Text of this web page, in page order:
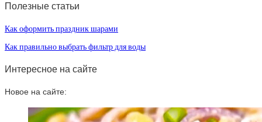
Полезные статьи
Как оформить праздник шарами
Как правильно выбрать фильтр для воды
Интересное на сайте
Новое на сайте: